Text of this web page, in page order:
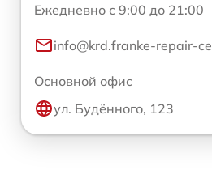
Ежедневно с 9:00 до 21:00
info@krd.franke-repair-
Основной офис
ул. Будённого, 123